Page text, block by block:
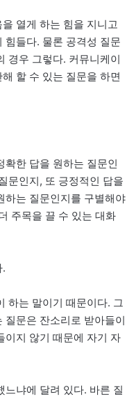
열게 하는 힘을 지니고
힘들다. 물론 공격성 질문
경우 그렇다. 커뮤니케이
할 수 있는 질문을 하면
확한 답을 원하는 질문인
문인지, 또 긍정적인 답을
하는 질문인지를 구별해야
주목을 끌 수 있는 대화
하는 말이기 때문이다. 그
질문은 잔소리로 받아들이
이지 않기 때문에 자기 자
느냐에 달려 있다. 바른 질